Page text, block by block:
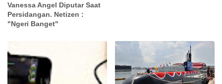
Vanessa Angel Diputar Saat
Persidangan. Netizen :
"Ngeri Banget"